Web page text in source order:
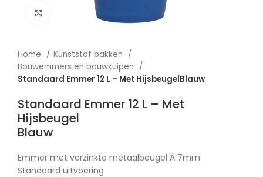
Afbeelding vergroten
Home
Kunststof bakken
Bouwemmers en bouwkuipen
Standaard Emmer 12 L – Met HijsbeugelBlauw
Standaard Emmer 12 L – Met
Hijsbeugel
Blauw
Emmer met verzinkte metaalbeugel À 7mm
Standaard uitvoering